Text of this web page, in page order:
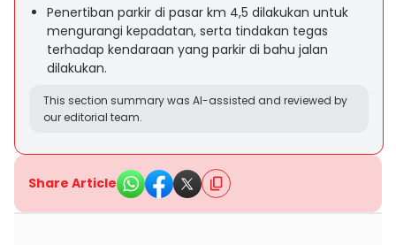
Penertiban parkir di pasar km 4,5 dilakukan untuk
mengurangi kepadatan, serta tindakan tegas
terhadap kendaraan yang parkir di bahu jalan
dilakukan.
This section summary was AI-assisted and reviewed by
our editorial team.
Share Article